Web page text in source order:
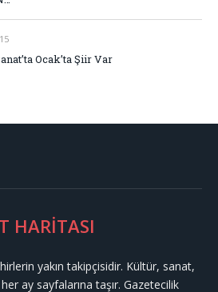
Ocak’ta Şiir Var
HARİTASI
yakın takipçisidir. Kültür, sanat,
ay sayfalarına taşır. Gazetecilik